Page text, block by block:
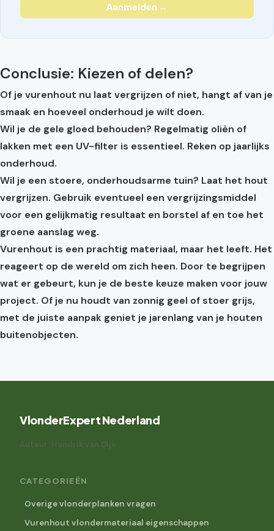
Aanmelden →
Conclusie: Kiezen of delen?
Of je vurenhout nu laat vergrijzen of niet, hangt af van je
smaak en hoeveel onderhoud je wilt doen.
Wil je de gele gloed behouden? Regelmatig oliën of
lakken met een UV-filter is essentieel. Reken op jaarlijks
onderhoud.
Wil je een stoere, onderhoudsarme tuin? Laat het hout
vergrijzen. Gebruik eventueel een vergrijzingsmiddel
voor een gelijkmatig resultaat en borstel af en toe het
groene aanslag weg.
Vurenhout is een prachtig materiaal, maar het leeft. Het
reageert op de wereld om zich heen. Door te begrijpen
wat er gebeurt, kun je de beste keuze maken voor jouw
project. Of je nu houdt van zonnig geel of stoer grijs,
met de juiste aanpak geniet je jarenlang van je houten
buitenobjecten.
VlonderExpert Nederland
Auteur: Hendrik van Dijk
CATEGORIEËN
Overige vlonderplanken vragen
Vurenhout vlondermateriaal eigenschappen